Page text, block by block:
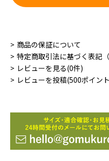
商品の保証について
特定商取引法に基づく表記（
レビューを見る(0件)
レビューを投稿(500ポイン